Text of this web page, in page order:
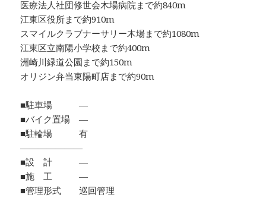
医療法人社団修世会木場病院まで約840m
江東区役所まで約910m
スマイルクラブナーサリー木場まで約1080m
江東区立南陽小学校まで約400m
洲崎川緑道公園まで約150m
オリジン弁当東陽町店まで約90m
■駐車場 ―
■バイク置場 ―
■駐輪場 有
―――――――
■設 計 ―
■施 工 ―
■管理形式 巡回管理